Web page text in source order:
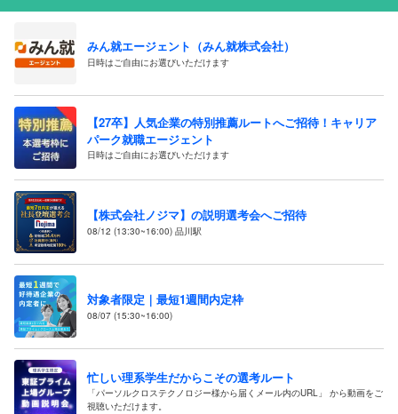
みん就エージェント（みん就株式会社）
日時はご自由にお選びいただけます
【27卒】人気企業の特別推薦ルートへご招待！キャリア
パーク就職エージェント
日時はご自由にお選びいただけます
【株式会社ノジマ】の説明選考会へご招待
08/12 (13:30~16:00) 品川駅
対象者限定｜最短1週間内定枠
08/07 (15:30~16:00)
忙しい理系学生だからこその選考ルート
「パーソルクロステクノロジー様から届くメール内のURL」 から動画をご
視聴いただけます。